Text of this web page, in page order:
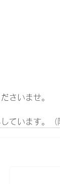
さいませ。
ています。（